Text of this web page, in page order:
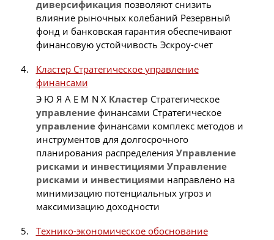
диверсификация позволяют снизить
влияние рыночных колебаний Резервный
фонд и банковская гарантия обеспечивают
финансовую устойчивость Эскроу-счет
Кластер Стратегическое управление
финансами
Э Ю Я A E M N X Кластер Стратегическое
управлениефинансами Стратегическое
управлениефинансами комплекс методов и
инструментов для долгосрочного
планирования распределения Управление
рисками и инвестициями Управление
рисками и инвестициями направлено на
минимизацию потенциальных угроз и
максимизацию доходности
Технико-экономическое обоснование